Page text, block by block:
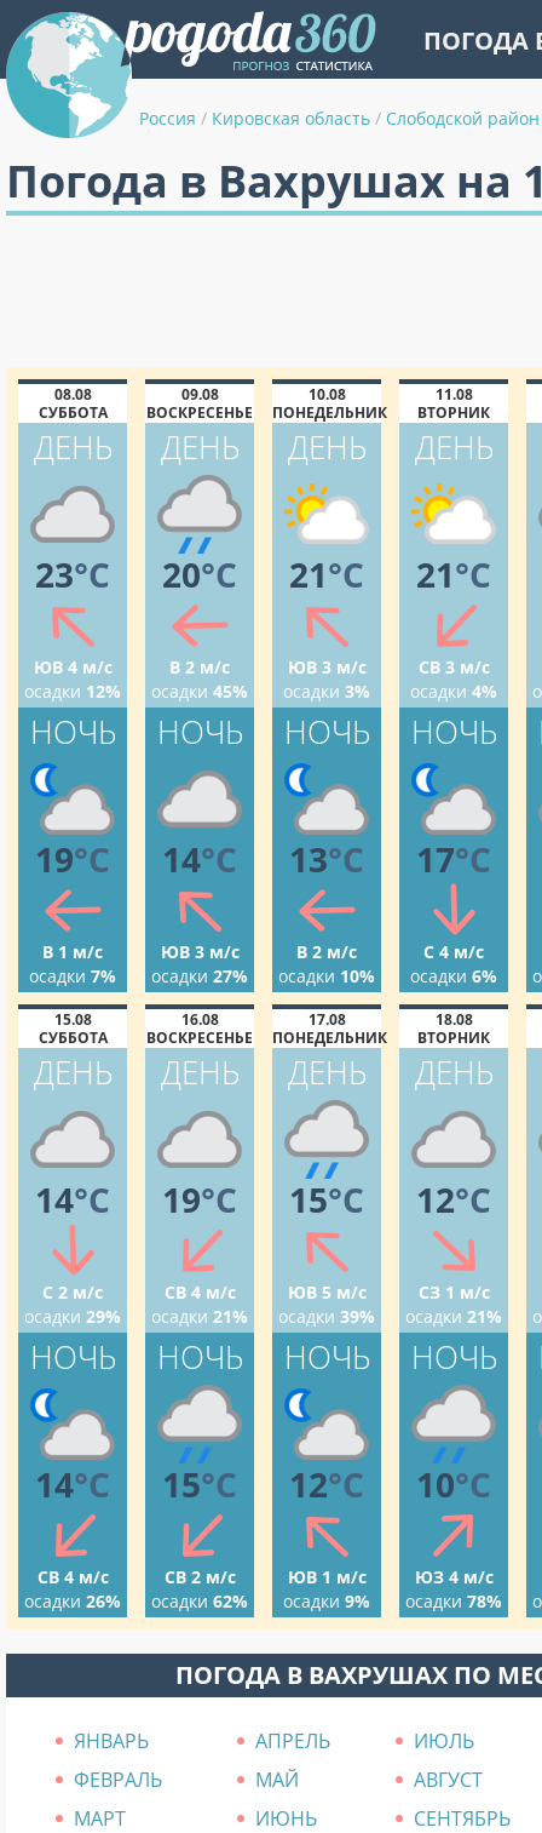
ПОГОДА
Россия / Кировская область / Слободской район
Погода в Вахрушах на
08.08
СУББОТА
ДЕНЬ
23°C
ЮВ 4 м/с
осадки 12%
НОЧЬ
19°C
В 1 м/с
осадки 7%
09.08
ВОСКРЕСЕНЬЕ
ДЕНЬ
20°C
В 2 м/с
осадки 45%
НОЧЬ
14°C
ЮВ 3 м/с
осадки 27%
10.08
ПОНЕДЕЛЬНИК
ДЕНЬ
21°C
ЮВ 3 м/с
осадки 3%
НОЧЬ
13°C
В 2 м/с
осадки 10%
11.08
ВТОРНИК
ДЕНЬ
21°C
СВ 3 м/с
осадки 4%
НОЧЬ
17°C
С 4 м/с
осадки 6%
15.08
СУББОТА
ДЕНЬ
14°C
С 2 м/с
осадки 29%
НОЧЬ
14°C
СВ 4 м/с
осадки 26%
16.08
ВОСКРЕСЕНЬЕ
ДЕНЬ
19°C
СВ 4 м/с
осадки 21%
НОЧЬ
15°C
СВ 2 м/с
осадки 62%
17.08
ПОНЕДЕЛЬНИК
ДЕНЬ
15°C
ЮВ 5 м/с
осадки 39%
НОЧЬ
12°C
ЮВ 1 м/с
осадки 9%
18.08
ВТОРНИК
ДЕНЬ
12°C
СЗ 1 м/с
осадки 21%
НОЧЬ
10°C
ЮЗ 4 м/с
осадки 78%
ПОГОДА В ВАХРУШАХ ПО
ЯНВАРЬ АПРЕЛЬ
ИЮЛЬ
ФЕВРАЛЬ
МАЙ
АВГУСТ
МАРТ
ИЮНЬ СЕНТЯБРЬ